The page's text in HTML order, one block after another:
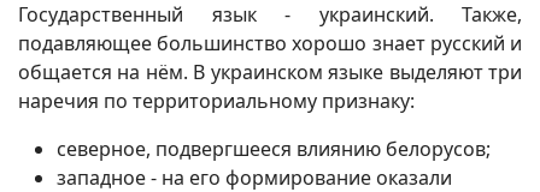
Государственный язык - украинский. Также,
подавляющее большинство хорошо знает русский и
общается на нём. В украинском языке выделяют три
наречия по территориальному признаку:
северное, подвергшееся влиянию белорусов;
западное - на его формирование оказали